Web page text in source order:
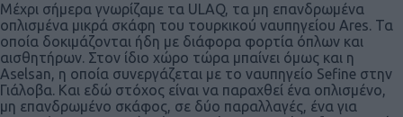
Μέχρι σήμερα γνωρίζαμε τα ULAQ, τα μη επανδρωμένα
οπλισμένα μικρά σκάφη του τουρκικού ναυπηγείου Ares. Τα
οποία δοκιμάζονται ήδη με διάφορα φορτία όπλων και
αισθητήρων. Στον ίδιο χώρο τώρα μπαίνει όμως και η
Aselsan, η οποία συνεργάζεται με το ναυπηγείο Sefine στην
Γιάλοβα. Και εδώ στόχος είναι να παραχθεί ένα οπλισμένο,
μη επανδρωμένο σκάφος, σε δύο παραλλαγές, ένα για